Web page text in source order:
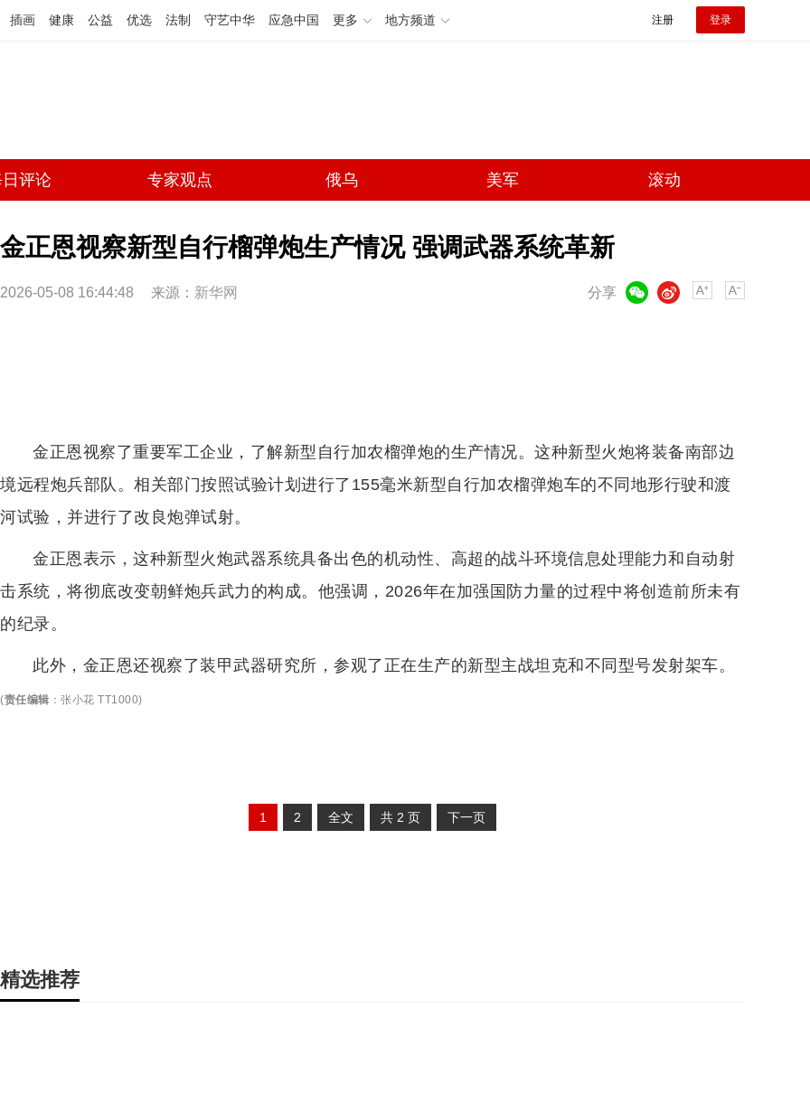
插画 健康 公益 优选 法制 守艺中华 应急中国 更多 地方频道 注册 登录
评论 专家观点 俄乌 美军 滚动
金正恩视察新型自行榴弹炮生产情况 强调武器系统革新
2026-05-08 16:44:48 来源： 新华网 分享
微博
金正恩视察了重要军工企业，了解新型自行加农榴弹炮的生产情况。这种新型火炮将装备南部边
境远程炮兵部队。相关部门按照试验计划进行了155毫米新型自行加农榴弹炮车的不同地形行驶和渡
河试验，并进行了改良炮弹试射。
金正恩表示，这种新型火炮武器系统具备出色的机动性、高超的战斗环境信息处理能力和自动射
击系统，将彻底改变朝鲜炮兵武力的构成。他强调，2026年在加强国防力量的过程中将创造前所未有
的纪录。
此外，金正恩还视察了装甲武器研究所，参观了正在生产的新型主战坦克和不同型号发射架车。
(责任编辑 ： 张小花 TT1000)
1 2 全文 共 2 页 下一页
精选推荐